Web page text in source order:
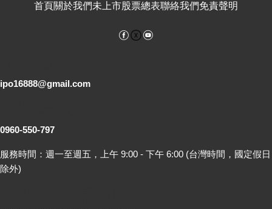
首頁關於我們未上市股票總表聯絡我們免責聲明
Facebook
ipo16888@gmail.com
0960-550-797
服務時間：週一至週五，上午 9:00 - 下午 6:00 (台灣時間，國定假日
除外)